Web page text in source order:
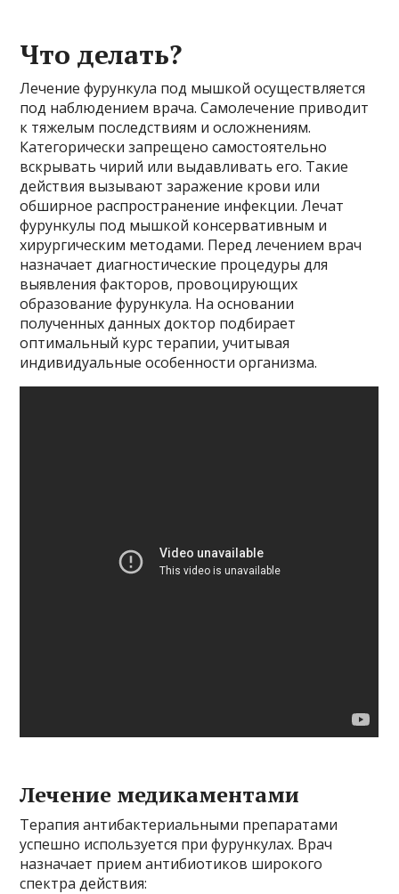
Что делать?
Лечение фурункула под мышкой осуществляется
под наблюдением врача. Самолечение приводит
к тяжелым последствиям и осложнениям.
Категорически запрещено самостоятельно
вскрывать чирий или выдавливать его. Такие
действия вызывают заражение крови или
обширное распространение инфекции. Лечат
фурункулы под мышкой консервативным и
хирургическим методами. Перед лечением врач
назначает диагностические процедуры для
выявления факторов, провоцирующих
образование фурункула. На основании
полученных данных доктор подбирает
оптимальный курс терапии, учитывая
индивидуальные особенности организма.
Лечение медикаментами
Терапия антибактериальными препаратами
успешно используется при фурункулах. Врач
назначает прием антибиотиков широкого
спектра действия: